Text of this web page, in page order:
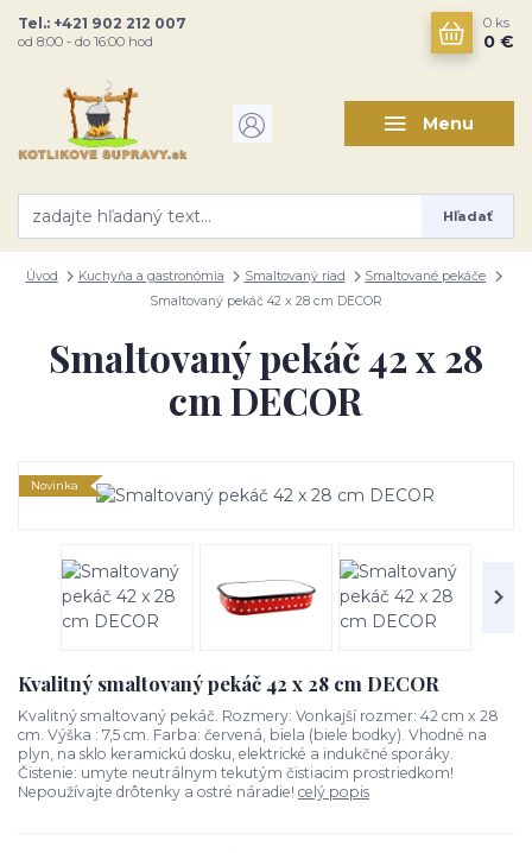
Menu
Hľadať
Tel.: +421 902 212 007
od 8:00 - do 16:00 hod
0 ks
0 €
Úvod Kuchyňa a gastronómia Smaltovaný riad
Smaltované pekáče
Smaltovaný pekáč 42 x 28 cm DECOR
Smaltovaný pekáč 42 x 28
cm DECOR
Novinka
Kvalitný smaltovaný pekáč 42 x 28 cm DECOR
Kvalitný smaltovaný pekáč. Rozmery: Vonkajší rozmer: 42 cm x 28
cm. Výška : 7,5 cm. Farba: červená, biela (biele bodky). Vhodné na
plyn, na sklo keramickú dosku, elektrické a indukčné sporáky.
Čistenie: umyte neutrálnym tekutým čistiacim prostriedkom!
Nepoužívajte drôtenky a ostré náradie! celý popis